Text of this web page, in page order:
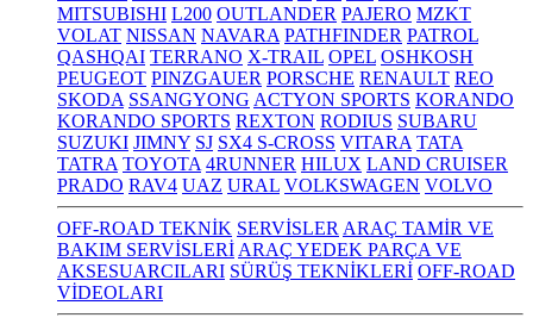
MITSUBISHI L200 OUTLANDER PAJERO MZKT
VOLAT NISSAN NAVARA PATHFINDER PATROL
QASHQAI TERRANO X-TRAIL OPEL OSHKOSH
PEUGEOT PINZGAUER PORSCHE RENAULT REO
SKODA SSANGYONG ACTYON SPORTS KORANDO
KORANDO SPORTS REXTON RODIUS SUBARU
SUZUKI JIMNY SJ SX4 S-CROSS VITARA TATA
TATRA TOYOTA 4RUNNER HILUX LAND CRUISER
PRADO RAV4 UAZ URAL VOLKSWAGEN VOLVO
OFF-ROAD TEKNİK SERVİSLER ARAÇ TAMİR VE
BAKIM SERVİSLERİ ARAÇ YEDEK PARÇA VE
AKSESUARCILARI SÜRÜŞ TEKNİKLERİ OFF-ROAD
VİDEOLARI